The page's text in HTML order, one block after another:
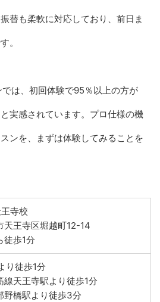
替も柔軟に対応しており、前日ま
。
は、初回体験で95％以上の方が
実感されています。プロ仕様の機
ンを、まずは体験してみることを
寺校
天王寺区堀越町12-14
徒歩1分
り徒歩1分
線天王寺駅より徒歩1分
野橋駅より徒歩3分